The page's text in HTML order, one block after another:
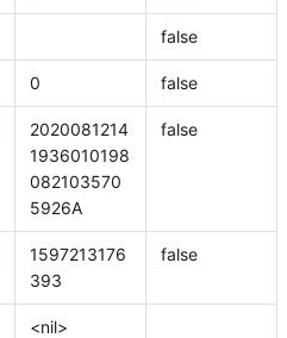
false
0 false
2020081214
1936010198
082103570
5926A
false
1597213176
393
false
<nil>